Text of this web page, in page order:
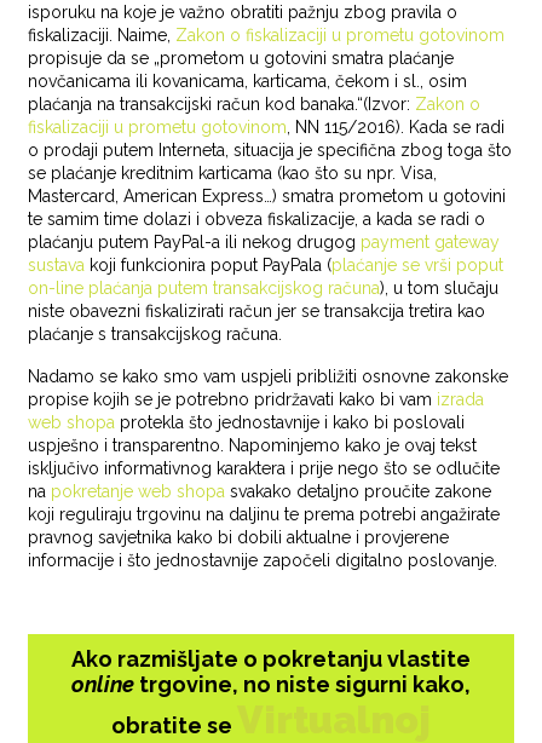
isporuku na koje je važno obratiti pažnju zbog pravila o
fiskalizaciji. Naime, Zakon o fiskalizaciji u prometu gotovinom
propisuje da se „prometom u gotovini smatra plaćanje
novčanicama ili kovanicama, karticama, čekom i sl., osim
plaćanja na transakcijski račun kod banaka.“(Izvor: Zakon o
fiskalizaciji u prometu gotovinom , NN 115/2016). Kada se radi
o prodaji putem Interneta, situacija je specifična zbog toga što
se plaćanje kreditnim karticama (kao što su npr. Visa,
Mastercard, American Express…) smatra prometom u gotovini
te samim time dolazi i obveza fiskalizacije, a kada se radi o
plaćanju putem PayPal-a ili nekog drugog payment gateway
sustava koji funkcionira poput PayPala (plaćanje se vrši poput
on-line plaćanja putem transakcijskog računa), u tom slučaju
niste obavezni fiskalizirati račun jer se transakcija tretira kao
plaćanje s transakcijskog računa.
Nadamo se kako smo vam uspjeli približiti osnovne zakonske
propise kojih se je potrebno pridržavati kako bi vam izrada
web shopa protekla što jednostavnije i kako bi poslovali
uspješno i transparentno. Napominjemo kako je ovaj tekst
isključivo informativnog karaktera i prije nego što se odlučite
na pokretanje web shopa svakako detaljno proučite zakone
koji reguliraju trgovinu na daljinu te prema potrebi angažirate
pravnog savjetnika kako bi dobili aktualne i provjerene
informacije i što jednostavnije započeli digitalno poslovanje.
Ako razmišljate o pokretanju vlastite
online trgovine, no niste sigurni kako,
obratite se